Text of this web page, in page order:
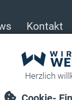
Kontakt
Zahlmatte,